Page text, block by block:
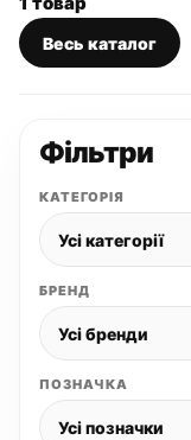
Весь каталог
Фільтри
КАТЕГОРІЯ
БРЕНД
ПОЗНАЧКА